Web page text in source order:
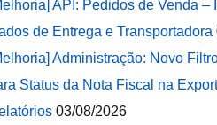
API: Pedidos de Venda –
de Entrega e Transportadora
Administração: Novo
Status da Nota Fiscal na
03/08/2026